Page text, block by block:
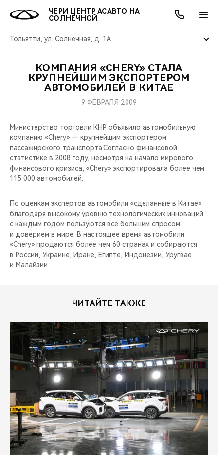
ЧЕРИ ЦЕНТР АСАВТО НА
СОЛНЕЧНОЙ
Тольятти, ул. Солнечная, д. 1А
МОДЕЛИ
КРОССОВЕРЫ
СЕДАНЫ
ПОКУПАТЕЛЯМ
ВЛАДЕЛЬЦАМ
ПОДДЕРЖКА
CHERY CONNECT
МИР CHERY
CHERY В СОЦСЕТЯХ
ЛЮДИ CHERY
CHERY И СПОРТ
АКЦИИ
ОНЛАЙН СЕРВИСЫ
О КОМПАНИИ
КОМПАНИЯ «CHERY» СТАЛА
КРУПНЕЙШИМ ЭКСПОРТЕРОМ
АВТОМОБИЛЕЙ В КИТАЕ
9 ФЕВРАЛЯ 2009
Министерство торговли КНР объявило автомобильную
компанию «Chery» — крупнейшим экспортером
пассажирского транспорта.Согласно финансовой
статистике в 2008 году, несмотря на начало мирового
финансового кризиса, «Chery» экспортировала более чем
115 000 автомобилей.
По оценкам экспертов автомобили «сделанные в Китае»
благодаря высокому уровню технологических инноваций
с каждым годом пользуются все большим спросом
и доверием в мире. В настоящее время автомобили
«Chery» продаются более чем 60 странах и собираются
в России, Украине, Иране, Египте, Индонезии, Уругвае
и Малайзии.
ЧИТАЙТЕ ТАКЖЕ